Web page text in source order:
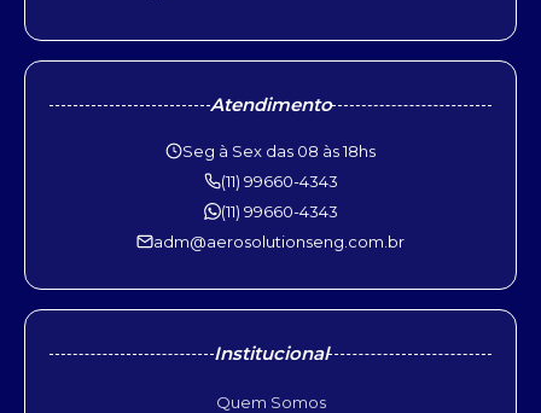
Atendimento
Seg à Sex das 08 às 18hs
(11) 99660-4343
(11) 99660-4343
adm@aerosolutionseng.com.br
Institucional
Quem Somos